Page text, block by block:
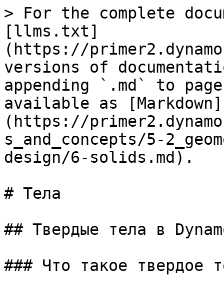
> For the complete
[llms.txt]
(https://
versions of
appending `.md` to
available as [Markdown]
(https://
s_and_concepts/5-
design/6-solids.md).
# Тела
## Твердые тела в
### Что такое твердое